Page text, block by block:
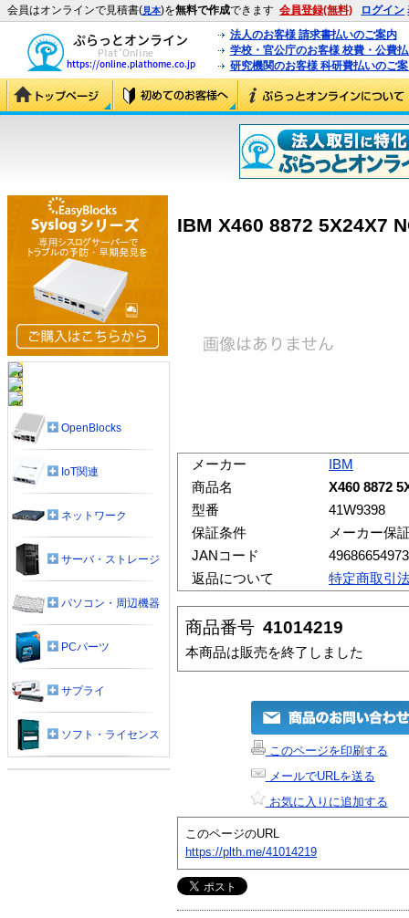
会員はオンラインで見積書(見本)を無料で作成できます 会員登録(無料) ログイン
法人のお客様 請求書払いのご案内
学校・官公庁のお客様 校費・公費
研究機関のお客様 科研費払いのご
IBM X460 8872 5X24X7
メーカー
IBM
商品名
X460 8872
型番
41W9398
保証条件
メーカー保
JANコード
返品について
特定商取引
商品番号 41014219
本商品は販売を終了しました
このページを印刷する
メールでURLを送る
お気に入りに追加する
このページのURL
https://plth.me/41014219
OpenBlocks
IoT関連
ネットワーク
サーバ・ストレージ
パソコン・周辺機器
PCパーツ
サプライ
ソフト・ライセンス